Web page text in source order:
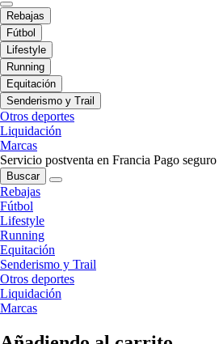
Rebajas
Fútbol
Lifestyle
Running
Equitación
Senderismo y Trail
Otros deportes
Liquidación
Marcas
Servicio postventa en Francia Pago seguro
Buscar
Rebajas
Fútbol
Lifestyle
Running
Equitación
Senderismo y Trail
Otros deportes
Liquidación
Marcas